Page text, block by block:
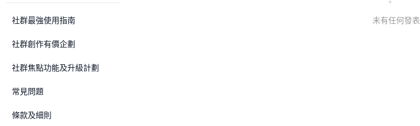
社群最強使用指南
社群創作有價企劃
社群焦點功能及升級計劃
常見問題
條款及細則
未有任何發表